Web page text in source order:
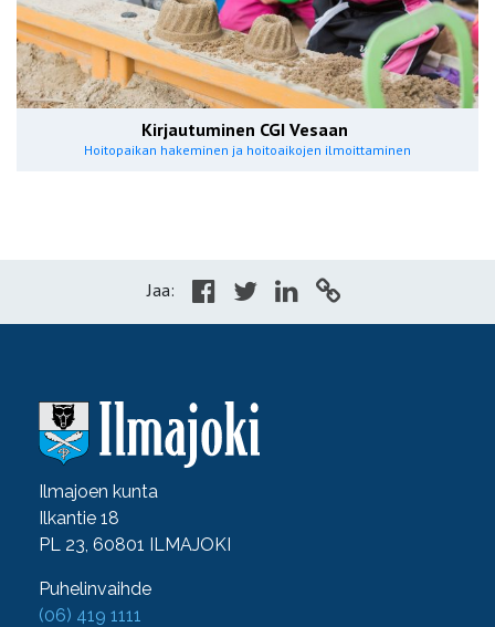
Kirjautuminen CGI Vesaan
Hoitopaikan hakeminen ja hoitoaikojen ilmoittaminen
Jaa:
Ilmajoen kunta
Ilkantie 18
PL 23, 60801 ILMAJOKI
Puhelinvaihde
(06) 419 1111